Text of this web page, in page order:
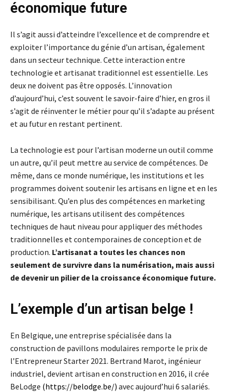
économique future
Il s’agit aussi d’atteindre l’excellence et de comprendre et
exploiter l’importance du génie d’un artisan, également
dans un secteur technique. Cette interaction entre
technologie et artisanat traditionnel est essentielle. Les
deux ne doivent pas être opposés. L’innovation
d’aujourd’hui, c’est souvent le savoir-faire d’hier, en gros il
s’agit de réinventer le métier pour qu’il s’adapte au présent
et au futur en restant pertinent.
La technologie est pour l’artisan moderne un outil comme
un autre, qu’il peut mettre au service de compétences. De
même, dans ce monde numérique, les institutions et les
programmes doivent soutenir les artisans en ligne et en les
sensibilisant. Qu’en plus des compétences en marketing
numérique, les artisans utilisent des compétences
techniques de haut niveau pour appliquer des méthodes
traditionnelles et contemporaines de conception et de
production. L’artisanat a toutes les chances non
seulement de survivre dans la numérisation, mais aussi
de devenir un pilier de la croissance économique future.
L’exemple d’un artisan belge !
En Belgique, une entreprise spécialisée dans la
construction de pavillons modulaires remporte le prix de
l’Entrepreneur Starter 2021. Bertrand Marot, ingénieur
industriel, devient artisan en construction en 2016, il crée
BeLodge (https://belodge.be/) avec aujourd’hui 6 salariés.